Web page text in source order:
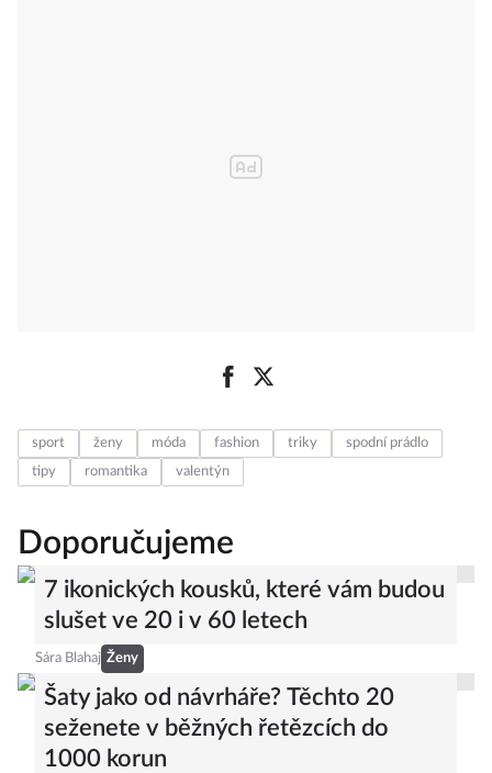
sport ženy móda fashion triky
spodní prádlo
tipy
romantika valentýn
Doporučujeme
7 ikonických kousků, které vám budou
slušet ve 20 i v 60 letech
Sára Blahaj Ženy
Šaty jako od návrháře? Těchto 20
seženete v běžných řetězcích do
1000 korun